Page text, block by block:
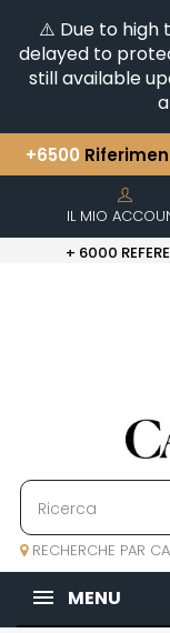
⚠️ Due to high
delayed to
still available
+6500
Avete
Scopri la
IL MIO
+ 6000
RECHERCHE PAR
MENU